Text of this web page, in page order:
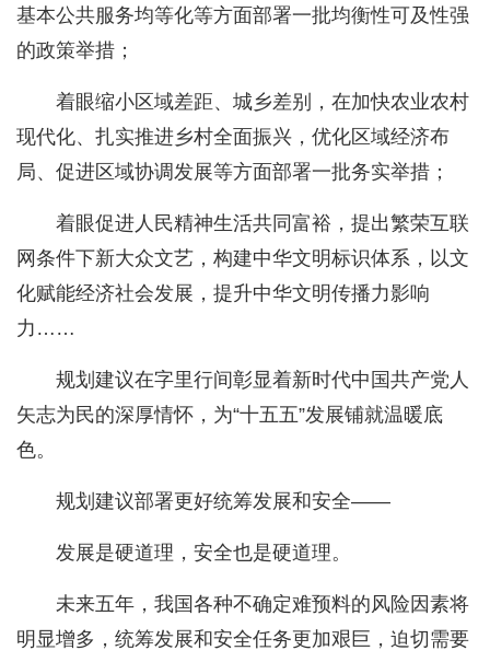
基本公共服务均等化等方面部署一批均衡性可及性强
的政策举措；
着眼缩小区域差距、城乡差别，在加快农业农村
现代化、扎实推进乡村全面振兴，优化区域经济布
局、促进区域协调发展等方面部署一批务实举措；
着眼促进人民精神生活共同富裕，提出繁荣互联
网条件下新大众文艺，构建中华文明标识体系，以文
化赋能经济社会发展，提升中华文明传播力影响
力……
规划建议在字里行间彰显着新时代中国共产党人
矢志为民的深厚情怀，为“十五五”发展铺就温暖底
色。
规划建议部署更好统筹发展和安全——
发展是硬道理，安全也是硬道理。
未来五年，我国各种不确定难预料的风险因素将
明显增多，统筹发展和安全任务更加艰巨，迫切需要